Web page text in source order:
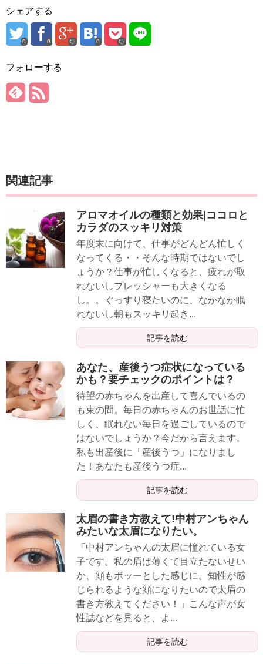
シェアする
0 0 0
フォローする
関連記事
アロマオイルの種類と効果|ココロと
カラダのスッキリ対策
年度末に向けて、仕事がどんどん忙しく
なってくる・・そんな時期ではないでし
ょうか？仕事が忙しくなると、疲れが取
れないしプレッシャーも大きくなる
し。。ぐっすり寝たいのに、なかなか眠
れないし朝もスッキリ起き...
記事を読む
あなた、産後うつ症状になっている
かも？要チェックのポイントは？
待望の赤ちゃんを出産して喜んでいるの
も束の間。毎日の赤ちゃんのお世話に忙
しく、眠れない毎日を過ごしているので
はないでしょうか？今だから言えます。
私も出産後に「産後うつ」になりまし
た！あなたも産後うつ症...
記事を読む
太眉の書き方教えて!中村アンちゃん
みたいな太眉になりたい。
「中村アンちゃんの太眉に憧れている女
子です。私の眉は薄くて目立たないせい
か、顔もボッーとした感じに。知性が感
じられるような顔になりたいので太眉の
書き方教えてください！」こんな声が女
性誌などを見ると、よ...
記事を読む